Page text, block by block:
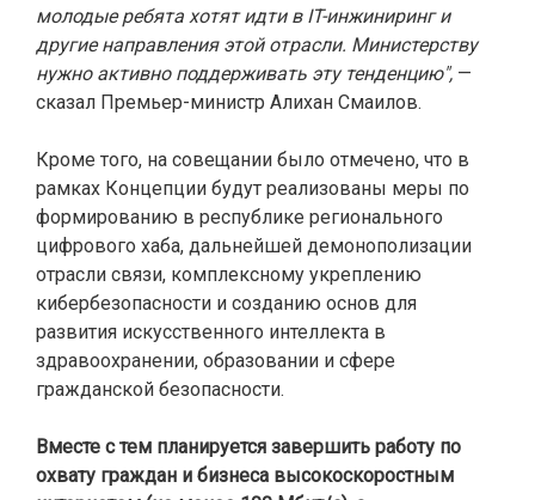
молодые ребята хотят идти в IT-инжиниринг и
другие направления этой отрасли. Министерству
нужно активно поддерживать эту тенденцию", —
сказал Премьер-министр Алихан Смаилов.
Кроме того, на совещании было отмечено, что в
рамках Концепции будут реализованы меры по
формированию в республике регионального
цифрового хаба, дальнейшей демонополизации
отрасли связи, комплексному укреплению
кибербезопасности и созданию основ для
развития искусственного интеллекта в
здравоохранении, образовании и сфере
гражданской безопасности.
Вместе с тем планируется завершить работу по
охвату граждан и бизнеса высокоскоростным